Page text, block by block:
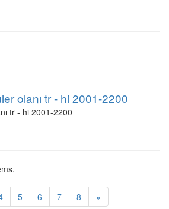
olanı tr - hi 2001-2200
tr - hi 2001-2200
5 6 7 8 »